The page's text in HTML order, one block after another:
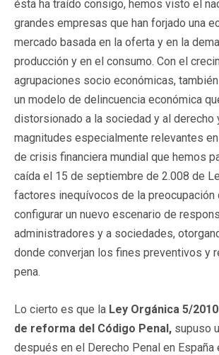
ésta ha traído consigo, hemos visto el
grandes empresas que han forjado una
mercado basada en la oferta y en la
producción y en el consumo. Con el
agrupaciones socio económicas,
un modelo de delincuencia económica
distorsionado a la sociedad y al derecho
magnitudes especialmente relevantes
de crisis financiera mundial que hemos
caída el 15 de septiembre de 2.008 de
factores inequívocos de la
configurar un nuevo escenario de
administradores y a sociedades,
donde converjan los fines preventivos y
pena.
Lo cierto es que la Ley Orgánica 5/
de reforma del Código Penal, supuso
después en el Derecho Penal en España